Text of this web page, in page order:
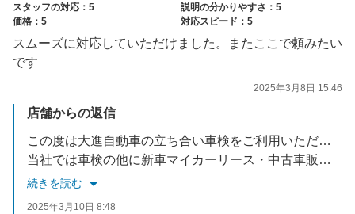
スタッフの対応：5
説明の分かりやすさ：5
価格：5
対応スピード：5
スムーズに対応していただけました。またここで頼みたい
です
2025年3月8日 15:46
店舗からの返信
この度は大進自動車の立ち合い車検をご利用いただきありがとうございました！数多い自動車工場の中から当店をお選びいただき、星5つの評価を頂けたこと、大変励みになります。今後もお客様に快くご利用いただけるように従業員一同、一生懸命心がけてまいります。
当社では車検の他に新車マイカーリース・中古車販売・キズヘコミ直し・万が一の事故受付・保険の見直しなどお車の事はトータルサポートさせていただいております。何かございましたらぜひご相談くださいませ。またのご来店を心よりお待ちしております！✨
続きを読む
2025年3月10日 8:48